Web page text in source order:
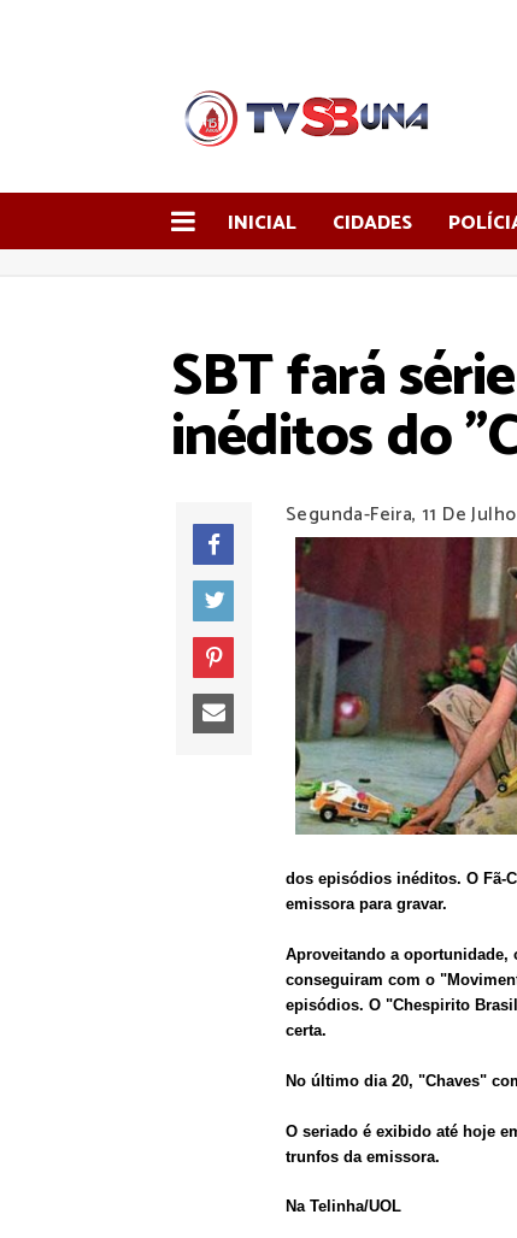
INICIAL CIDADES
SBT fará
inéditos do
Segunda-Feira, 11 De
dos episódios inéditos. O Fã-
emissora para gravar.
Aproveitando a oportunidade,
conseguiram com o
episódios. O "Chespirito
certa.
No último dia 20, "Chaves"
O seriado é exibido até hoje
trunfos da emissora.
Na Telinha/UOL